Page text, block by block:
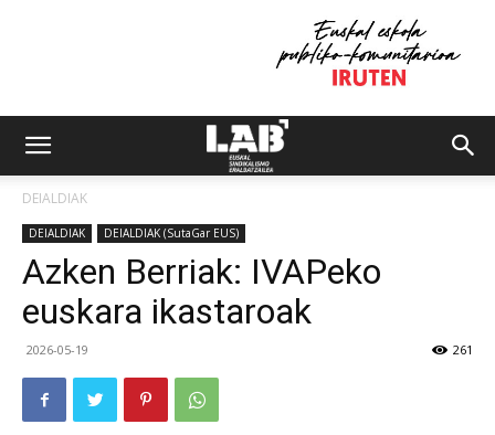
DEIALDIAK
DEIALDIAK DEIALDIAK (SutaGar EUS)
Azken Berriak: IVAPeko
euskara ikastaroak
2026-05-19 261